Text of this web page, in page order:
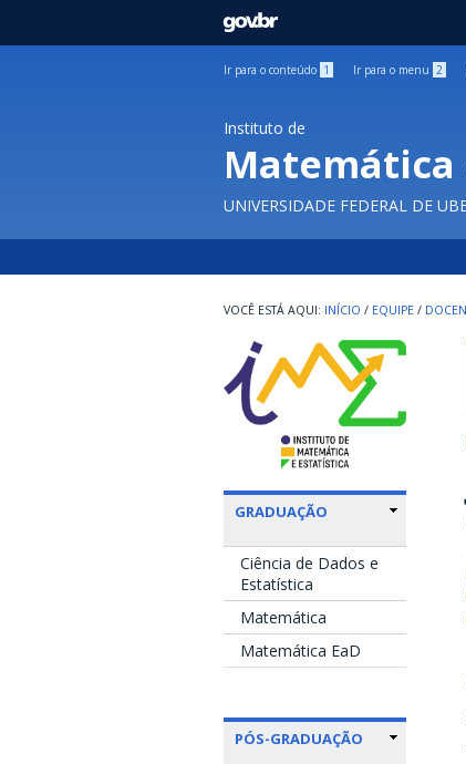
GOVBR
Ir para o conteúdo 1 Ir para o menu 2
Instituto de
Matemática
UNIVERSIDADE FEDERAL DE
INÍCIO / EQUIPE /
GRADUAÇÃO
Ciência de Dados e
Estatística
Matemática
Matemática EaD
PÓS-GRADUAÇÃO